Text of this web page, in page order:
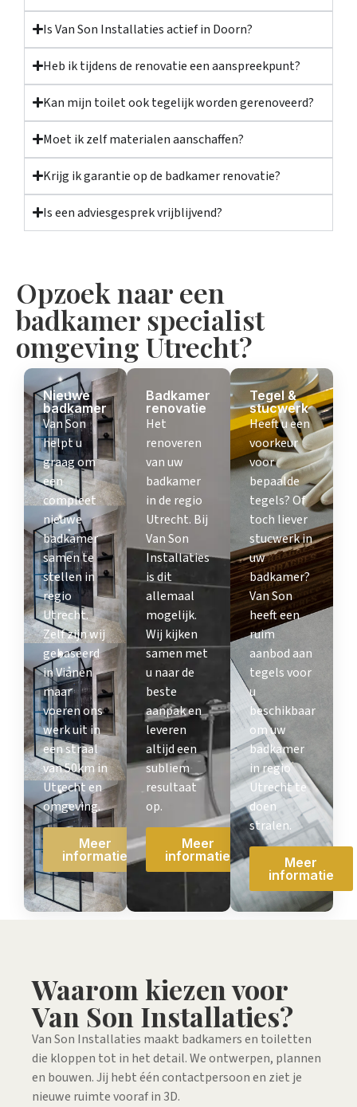
Is Van Son Installaties actief in Doorn?
Heb ik tijdens de renovatie een aanspreekpunt?
Kan mijn toilet ook tegelijk worden gerenoveerd?
Moet ik zelf materialen aanschaffen?
Krijg ik garantie op de badkamer renovatie?
Is een adviesgesprek vrijblijvend?
Opzoek naar een
badkamer specialist
omgeving Utrecht?
Nieuwe
badkamer
Van Son
helpt u
graag om
een
compleet
nieuwe
badkamer
samen te
stellen in
regio
Utrecht.
Zelf zijn wij
gebaseerd
in Vianen
maar
voeren ons
werk uit in
een straal
van 50km in
Utrecht en
omgeving.
Meer
informatie
Badkamer
renovatie
Het
renoveren
van uw
badkamer
in de regio
Utrecht. Bij
Van Son
Installaties
is dit
allemaal
mogelijk.
Wij kijken
samen met
u naar de
beste
aanpak en
leveren
altijd een
subliem
resultaat
op.
Meer
informatie
Tegel &
stucwerk
Heeft u een
voorkeur
voor
bepaalde
tegels? Of
toch liever
stucwerk in
uw
badkamer?
Van Son
heeft een
ruim
aanbod aan
tegels voor
u
beschikbaar
om uw
badkamer
in regio
Utrecht te
doen
stralen.
Meer
informatie
Waarom kiezen voor
Van Son Installaties?
Van Son Installaties maakt badkamers en toiletten
die kloppen tot in het detail. We ontwerpen, plannen
en bouwen. Jij hebt één contactpersoon en ziet je
nieuwe ruimte vooraf in 3D.